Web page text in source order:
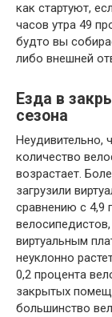
как стартуют,
часов утра 49
будто вы
либо внешней
Езда в
сезона
Неудивительно,
количество
возрастает.
загрузили
сравнению с 4,9
виртуальным
неуклонно
0,2 процента
закрытых
большинство